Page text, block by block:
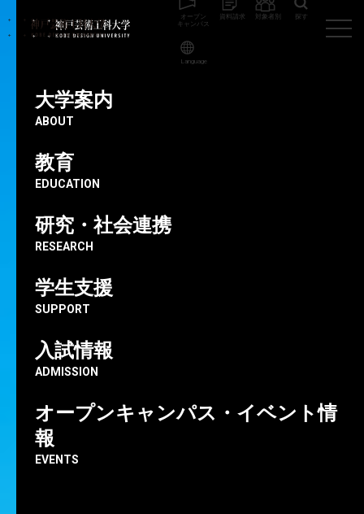
大学案内
ABOUT
教育
EDUCATION
研究・社会連携
RESEARCH
学生支援
SUPPORT
入試情報
ADMISSION
オープンキャンパス・イベント情
報
EVENTS
オープン
キャンパス
資料請求 対象者別 探す
Language
神戸芸術工科大学